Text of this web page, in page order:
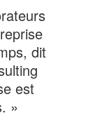
dit
est
»